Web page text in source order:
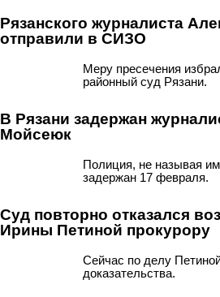
Рязанского журналиста
отправили в СИЗО
Меру пресечения
районный суд Рязани.
В Рязани задержан
Мойсеюк
Полиция, не называя
задержан 17 февраля.
Суд повторно отказался
Ирины Петиной прокурору
Сейчас по делу
доказательства.